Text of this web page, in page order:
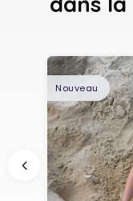
Nouveau